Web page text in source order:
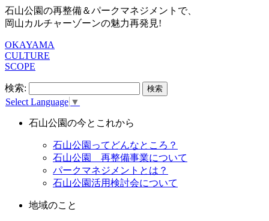
石山公園の再整備＆パークマネジメントで、
岡山カルチャーゾーンの魅力再発見!
OKAYAMA
CULTURE
SCOPE
検索:
Select Language ▼
石山公園の今とこれから
石山公園ってどんなところ？
石山公園 再整備事業について
パークマネジメントとは？
石山公園活用検討会について
地域のこと